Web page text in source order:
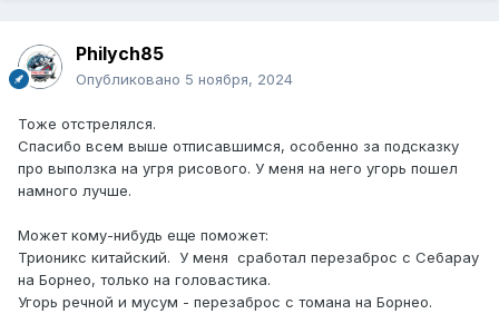
Philych85
Опубликовано 5 ноября, 2024
Тоже отстрелялся.
Спасибо всем выше отписавшимся, особенно за подсказку
про выползка на угря рисового. У меня на него угорь пошел
намного лучше.
Может кому-нибудь еще поможет:
Трионикс китайский. У меня сработал перезаброс с Себарау
на Борнео, только на головастика.
Угорь речной и мусум - перезаброс с томана на Борнео.